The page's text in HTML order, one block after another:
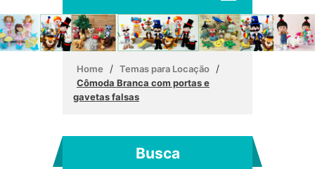
Home / Temas para Locação /
Cômoda Branca com portas e
gavetas falsas
Busca